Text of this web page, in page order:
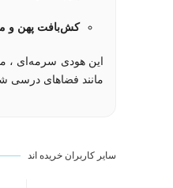
کش‌بافت پهن و
این هودی سرمه‌ای ،
مانند فضاهای درسی
سایر کاربران خریده اند